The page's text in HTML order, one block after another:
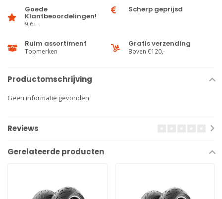
Goede
Klantbeoordelingen!
9,6+
Scherp geprijsd
Ruim assortiment
Topmerken
Gratis verzending
Boven €120,-
Productomschrijving
Geen informatie gevonden
Reviews
Gerelateerde producten